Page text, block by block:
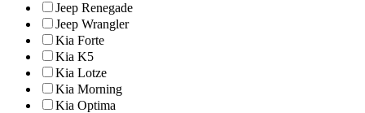
Jeep Renegade
Jeep Wrangler
Kia Forte
Kia K5
Kia Lotze
Kia Morning
Kia Optima